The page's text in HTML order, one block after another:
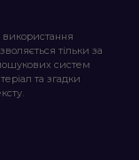
використання
тільки за
систем
та згадки